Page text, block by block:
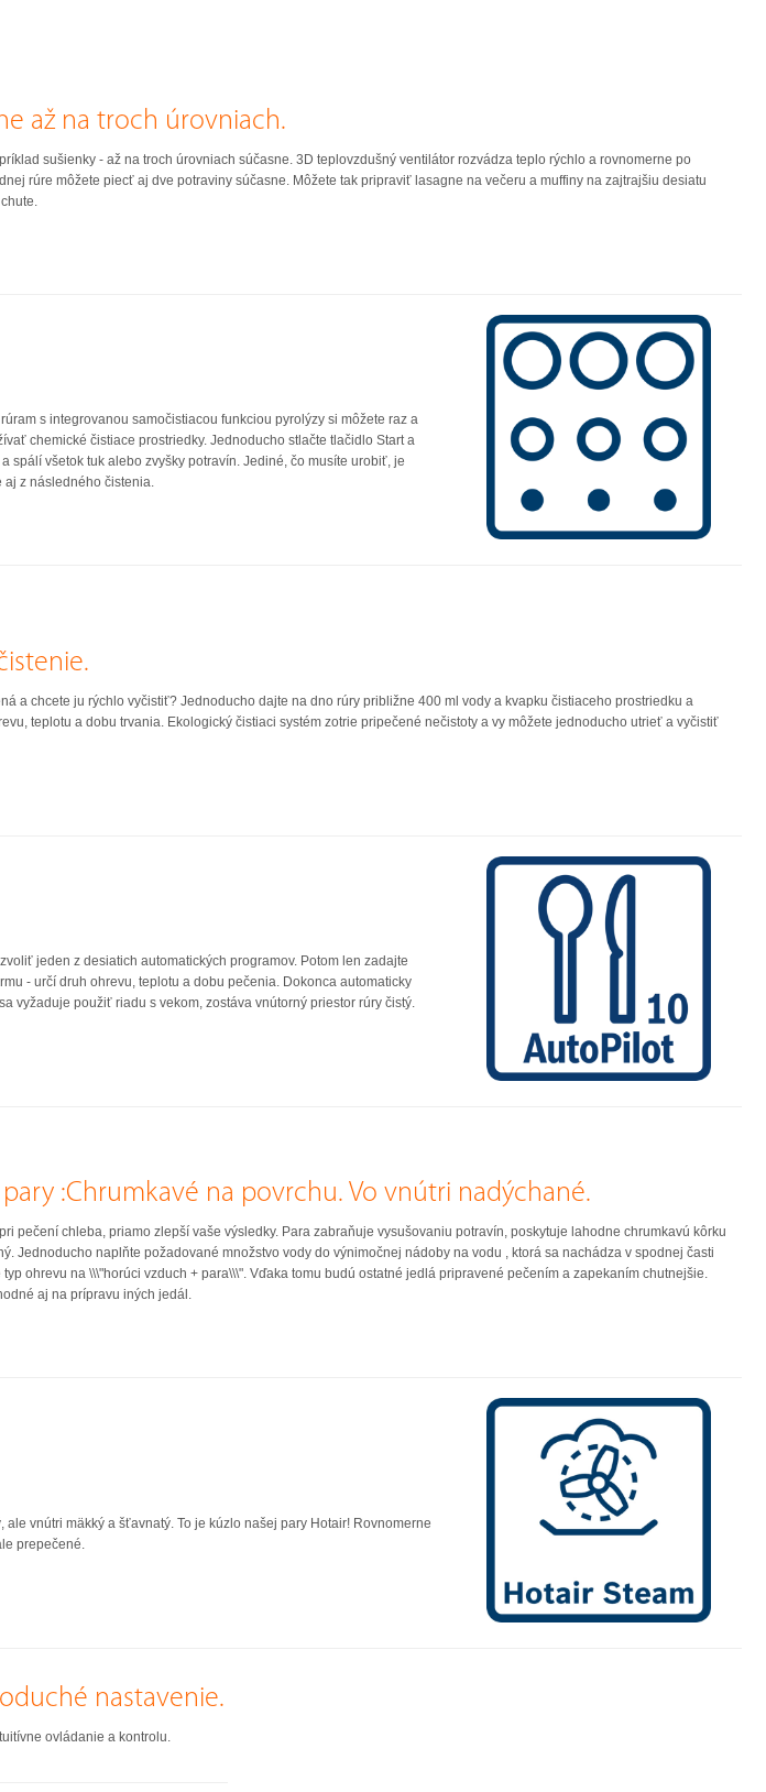
až na troch úrovniach.
sušienky - až na troch úrovniach súčasne. 3D teplovzdušný ventilátor rozvádza teplo rýchlo a rovnomerne po
rúre môžete piecť aj dve potraviny súčasne. Môžete tak pripraviť lasagne na večeru a muffiny na zajtrajšiu desiatu
s integrovanou samočistiacou funkciou pyrolýzy si môžete raz a
chemické čistiace prostriedky. Jednoducho stlačte tlačidlo Start a
spálí všetok tuk alebo zvyšky potravín. Jediné, čo musíte urobiť, je
z následného čistenia.
a chcete ju rýchlo vyčistiť? Jednoducho dajte na dno rúry približne 400 ml vody a kvapku čistiaceho prostriedku a
teplotu a dobu trvania. Ekologický čistiaci systém zotrie pripečené nečistoty a vy môžete jednoducho utrieť a vyčistiť
jeden z desiatich automatických programov. Potom len zadajte
- určí druh ohrevu, teplotu a dobu pečenia. Dokonca automaticky
vyžaduje použiť riadu s vekom, zostáva vnútorný priestor rúry čistý.
:Chrumkavé na povrchu. Vo vnútri nadýchané.
pečení chleba, priamo zlepší vaše výsledky. Para zabraňuje vysušovaniu potravín, poskytuje lahodne chrumkavú kôrku
Jednoducho naplňte požadované množstvo vody do výnimočnej nádoby na vodu , ktorá sa nachádza v spodnej časti
ohrevu na \\\"horúci vzduch + para\\\". Vďaka tomu budú ostatné jedlá pripravené pečením a zapekaním chutnejšie.
aj na prípravu iných jedál.
vnútri mäkký a šťavnatý. To je kúzlo našej pary Hotair! Rovnomerne
prepečené.
nastavenie.
ovládanie a kontrolu.